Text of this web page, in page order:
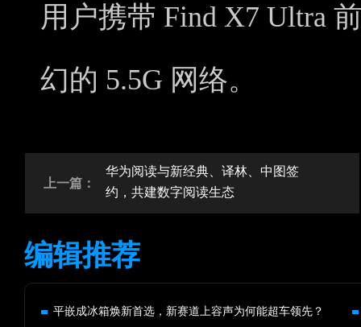
用户携带 Find X7 Ultra
幻的 5.5G 网络。
上一篇：
华为阅读与新经典、译林、中图签
约，共建数字阅读生态
编辑推荐
平嵌成冰箱焕新首选，新赛道上容声为何能超车领先？